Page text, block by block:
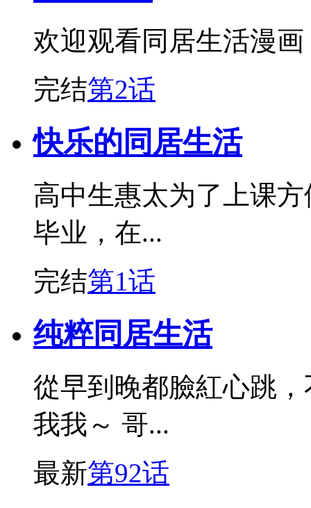
欢迎观看同居生活漫画
完结第2话
快乐的同居生活
高中生惠太为了上课
毕业，在...
完结第1话
纯粹同居生活
從早到晚都臉紅心跳
我我～ 哥...
最新第92话